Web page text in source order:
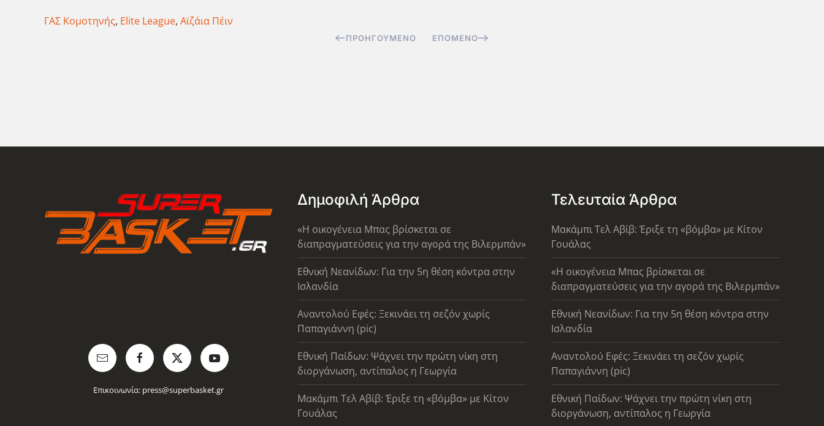
ΓΑΣ Κομοτηνής, Elite League, Αϊζάια Πέιν
ΠΡΟΗΓΟΎΜΕΝΟ ΕΠΌΜΕΝΟ
Επικοινωνία: press@superbasket.gr
Δημοφιλή Άρθρα
«Η οικογένεια Μπας βρίσκεται σε
διαπραγματεύσεις για την αγορά της Βιλερμπάν»
Εθνική Νεανίδων: Για την 5η θέση κόντρα στην
Ισλανδία
Αναντολού Εφές: Ξεκινάει τη σεζόν χωρίς
Παπαγιάννη (pic)
Εθνική Παίδων: Ψάχνει την πρώτη νίκη στη
διοργάνωση, αντίπαλος η Γεωργία
Μακάμπι Τελ Αβίβ: Έριξε τη «βόμβα» με Κίτον
Γουάλας
Τελευταία Άρθρα
Μακάμπι Τελ Αβίβ: Έριξε τη «βόμβα» με Κίτον
Γουάλας
«Η οικογένεια Μπας βρίσκεται σε
διαπραγματεύσεις για την αγορά της Βιλερμπάν»
Εθνική Νεανίδων: Για την 5η θέση κόντρα στην
Ισλανδία
Αναντολού Εφές: Ξεκινάει τη σεζόν χωρίς
Παπαγιάννη (pic)
Εθνική Παίδων: Ψάχνει την πρώτη νίκη στη
διοργάνωση, αντίπαλος η Γεωργία